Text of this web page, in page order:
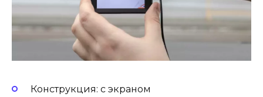
Конструкция: с экраном